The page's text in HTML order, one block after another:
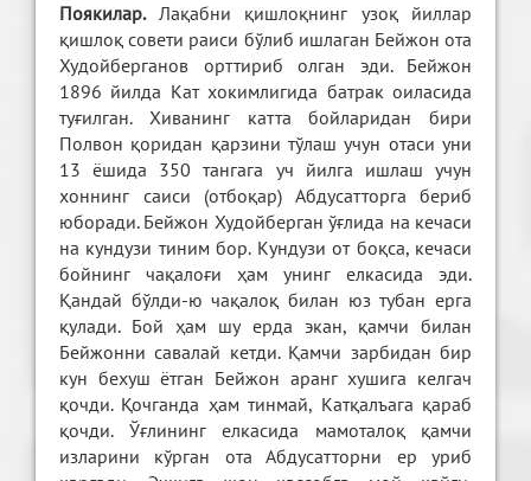
Поякилар. Лақабни қишлоқнинг узоқ йиллар
қишлоқ совети раиси бўлиб ишлаган Бейжон ота
Худойберганов орттириб олган эди. Бейжон
1896 йилда Кат хокимлигида батрак оиласида
туғилган. Хиванинг катта бойларидан бири
Полвон қоридан қарзини тўлаш учун отаси уни
13 ёшида 350 тангага уч йилга ишлаш учун
хоннинг саиси (отбоқар) Абдусатторга бериб
юборади. Бейжон Худойберган ўғлида на кечаси
на кундузи тиним бор. Кундузи от боқса, кечаси
бойнинг чақалоғи ҳам унинг елкасида эди.
Қандай бўлди-ю чақалоқ билан юз тубан ерга
қулади. Бой ҳам шу ерда экан, қамчи билан
Бейжонни савалай кетди. Қамчи зарбидан бир
кун бехуш ётган Бейжон аранг хушига келгач
қочди. Қочганда ҳам тинмай, Катқалъага қараб
қочди. Ўғлининг елкасида мамоталоқ қамчи
изларини кўрган ота Абдусатторни ер уриб